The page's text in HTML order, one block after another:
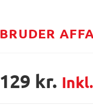
BRUDER
129 kr.